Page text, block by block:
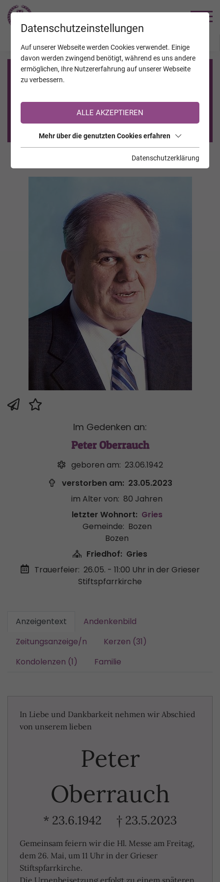
Registrierung auf TrauerHilfe.it
Sie sind noch nicht auf TrauerHilfe.it registriert?
>> zur kostenlosen Registrierung <<
Im Gedenken an:
Peter Oberrauch
geboren am: 23.06.1942
verstorben am: 23.05.2023
im Alter von: 80 Jahren
letzter Wohnort: Gries
Gemeinde: Bozen
Bozen
Friedhof: Gries
Trauerfeier: 26.05. - 11:00 Uhr in der Grieser
Stiftspfarrkirche
Anzeigentext
Andenkenbild
Zeitungsanzeige/n
Kerzen (31)
Kondolenzen (1)
Familie
In Liebe und Dankbarkeit nehmen wir Abschied
von unserem lieben
Peter
Oberrauch
* 23.6.1942 † 23.5.2023
Gemeinsam feiern wir die Hl. Messe am Freitag,
dem 26. Mai, um 11 Uhr in der Grieser
Stiftspfarrkirche.
Die Urnenbeisetzung erfolgt zu einem späteren
Datenschutzeinstellungen
Auf unserer Webseite werden Cookies verwendet. Einige
davon werden zwingend benötigt, während es uns andere
ermöglichen, Ihre Nutzererfahrung auf unserer Webseite
zu verbessern.
ALLE AKZEPTIEREN
Mehr über die genutzten Cookies erfahren
Datenschutzerklärung
JAHRESTAGE KALENDER VERSTORBENE